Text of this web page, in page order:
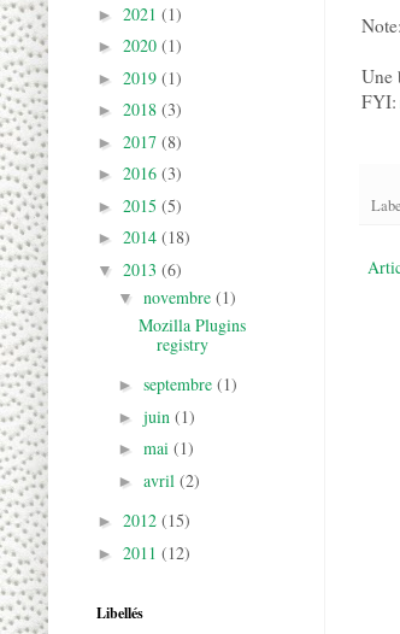
Une
FYI:
► 2021 (1)
► 2020 (1)
► 2019 (1)
► 2018 (3)
► 2017 (8)
► 2016 (3)
► 2015 (5)
► 2014 (18)
▼ 2013 (6)
▼ novembre (1)
Mozilla Plugins
registry
► septembre (1)
► juin (1)
► mai (1)
► avril (2)
► 2012 (15)
► 2011 (12)
Libellés